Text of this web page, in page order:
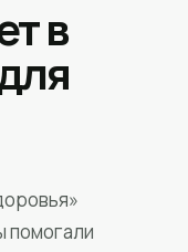
в
помогали